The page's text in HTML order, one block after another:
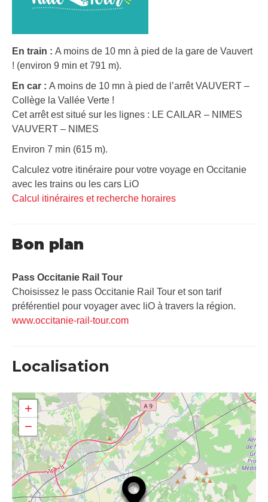
En train : A moins de 10 mn à pied de la gare de Vauvert
! (environ 9 min et 791 m).
En car : A moins de 10 mn à pied de l’arrêt VAUVERT –
Collège la Vallée Verte !
Cet arrêt est situé sur les lignes : LE CAILAR – NIMES
VAUVERT – NIMES
Environ 7 min (615 m).
Calculez votre itinéraire pour votre voyage en Occitanie
avec les trains ou les cars LiO
Calcul itinéraires et recherche horaires
Bon plan
Pass Occitanie Rail Tour​
Choisissez le pass Occitanie Rail Tour et son tarif
préférentiel pour voyager avec liO à travers la région.
www.occitanie-rail-tour.com
Localisation
+
−